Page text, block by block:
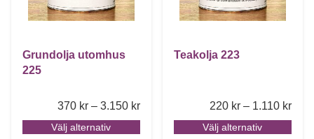
Grundolja utomhus
225
370 kr – 3.150 krPrice range: 370 kr through 3.150
Välj alternativ
Teakolja 223
220 kr – 1.110 kr
Välj alternativ